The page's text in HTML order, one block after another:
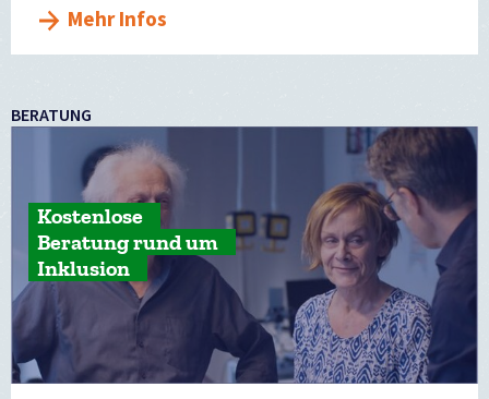
Mehr Infos
BERATUNG
Kostenlose
Beratung rund um
Inklusion